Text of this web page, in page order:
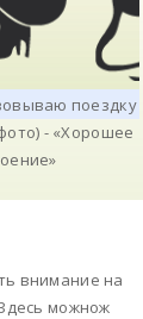
внимание на
можнож